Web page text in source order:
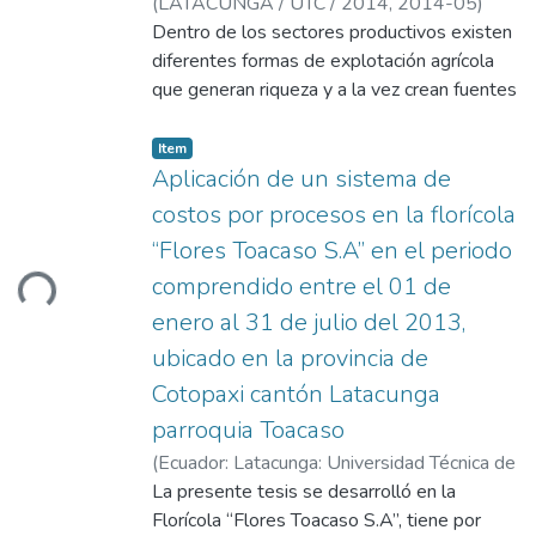
una adecuada toma de decisiones.
datos de costos de producción incurridos en
el proceso productivo. Después de aplicar
dicho Sistema en la Industria Metálica
los
costos reales de producción ya que no tiene
un tratamiento adecuado de los
elementos de costos de producción, por lo
tanto es necesario que se utilice el sistema
de costos por órdenes de producción con el
propósito de obtener el costo real unitario
de los productos y suministrar información
relevante a la administración para la toma
de decisiones oportunas y confiables que
garanticen la optimización de recursos.
Jami Mendoza, Miriam Elizabeth;Toapanta
Guanoquiza, Martha Cecilia;Cárdenas, Milton
Marcelo
Dentro de los sectores productivos existen
diferentes formas de explotación agrícola
que generan riqueza y a la vez crean fuentes
integral y más importante es sin duda la
Floricultura, que como actividad agrícola es
utilizadora de altos niveles de mano de obra
y de capital, que mediante tecnologías
apropiadas y con un buen conocimiento de
los procesos productivos hace que se
desarrolle adecuadamente sus recursos y a
la vez genere...
Loading...
Item
Aplicación de un sistema de
costos por procesos en la florícola
“Flores Toacaso S.A” en el periodo
comprendido entre el 01 de
enero al 31 de julio del 2013,
ubicado en la provincia de
Cotopaxi cantón Latacunga
parroquia Toacaso
(Ecuador: Latacunga: Universidad Técnica de
Cotopaxi (UTC).,2014-07)Sanchez
Cizapanta, Veronica del Carmen;Cárdenas,
La presente tesis se desarrolló en la
Florícola “Flores Toacaso S.A”, tiene por